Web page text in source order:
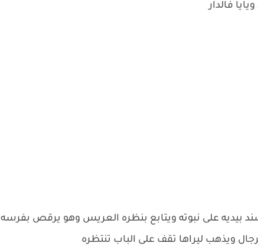
فالدار
بيديه على نبوته ويتابع بنظره العريس وهو يرقص بفرسه
ويذهب ليراها تقف على الباب تنتظره